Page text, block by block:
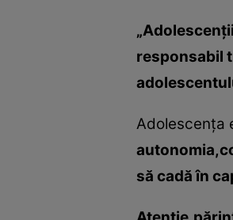
responsabil
Adolescenţa
să cadă în